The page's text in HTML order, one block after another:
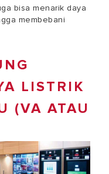
bisa menarik daya
membebani
LISTRIK
(VA ATAU